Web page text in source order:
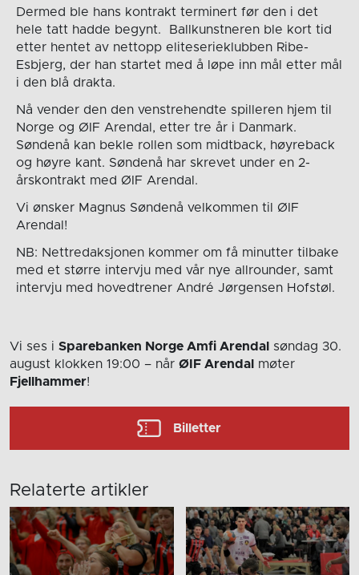
Dermed ble hans kontrakt terminert før den i det
hele tatt hadde begynt. Ballkunstneren ble kort tid
etter hentet av nettopp eliteserieklubben Ribe-
Esbjerg, der han startet med å løpe inn mål etter mål
i den blå drakta.
Nå vender den den venstrehendte spilleren hjem til
Norge og ØIF Arendal, etter tre år i Danmark.
Søndenå kan bekle rollen som midtback, høyreback
og høyre kant. Søndenå har skrevet under en 2-
årskontrakt med ØIF Arendal.
Vi ønsker Magnus Søndenå velkommen til ØIF
Arendal!
NB: Nettredaksjonen kommer om få minutter tilbake
med et større intervju med vår nye allrounder, samt
intervju med hovedtrener André Jørgensen Hofstøl.
Vi ses i Sparebanken Norge Amfi Arendal
søndag 30.
august klokken 19:00 – når ØIF Arendal
møter
Fjellhammer!
Billetter
Relaterte artikler